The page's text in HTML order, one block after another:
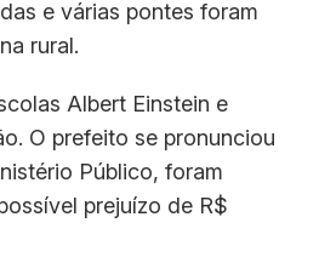
e várias pontes foram
rural.
Albert Einstein e
O prefeito se pronunciou
Público, foram
prejuízo de R$